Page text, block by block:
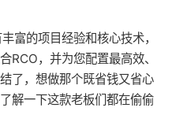
富的项目经验和核心技术，
RCO，并为您配置最高效、
了，想做那个既省钱又省心
解一下这款老板们都在偷偷